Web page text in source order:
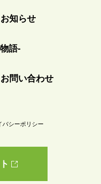
お知らせ
語-
お問い合わせ
バシーポリシー